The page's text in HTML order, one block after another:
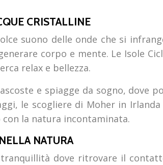
CRISTALLINE
suono delle onde che si
corpo e mente. Le Isole
relax e bellezza.
e spiagge da sogno,
le scogliere di Moher in
la natura incontaminata.
NATURA
dove ritrovare il